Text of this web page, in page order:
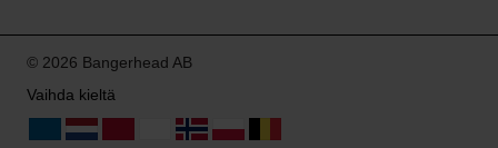
© 2026 Bangerhead AB
Vaihda kieltä